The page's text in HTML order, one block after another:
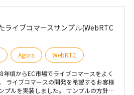
の機能が必要となります。 このブログで
要となる機能一覧と実装方法、活用で
て解説します。
ライブコマースサンプル(WebRTC
Agora WebRTC
頃からEC市場でライブコマースをよく
ライブコマースの開発を希望するお客様
プルを実装しました。 サンプルの方針と